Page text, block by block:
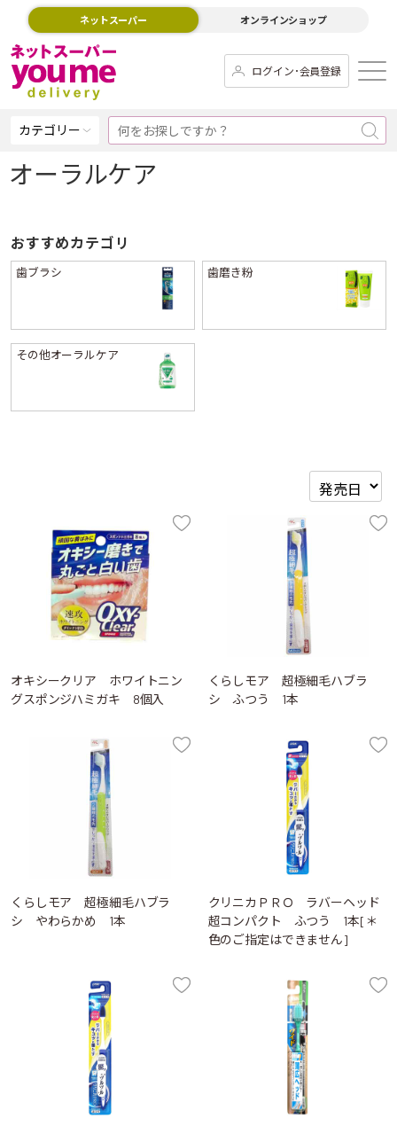
ネットスーパー オンラインショップ
ログイン･会員登録
カテゴリー
オーラルケア
おすすめカテゴリ
歯ブラシ 歯磨き粉
その他オーラルケア
オキシークリア ホワイトニン
グスポンジハミガキ 8個入
くらしモア 超極細毛ハブラ
シ ふつう 1本
くらしモア 超極細毛ハブラ
シ やわらかめ 1本
クリニカＰＲＯ ラバーヘッド
超コンパクト ふつう 1本[＊
色のご指定はできません]